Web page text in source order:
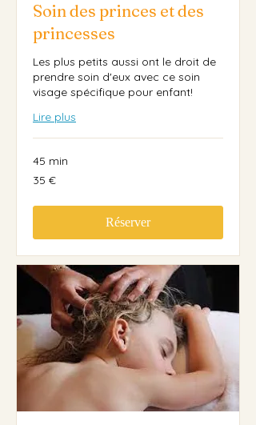
Soin des princes et des
princesses
Les plus petits aussi ont le droit de
prendre soin d'eux avec ce soin
visage spécifique pour enfant!
Lire plus
45 min
35
euros
35 €
Réserver